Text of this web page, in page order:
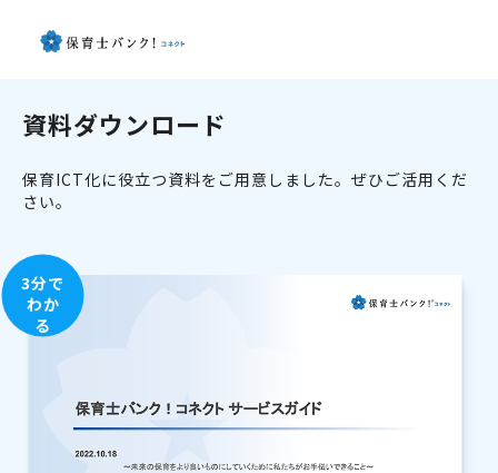
資料ダウンロード
保育ICT化に役立つ資料をご用意しました。ぜひご活用くだ
さい。
3分で
わか
る